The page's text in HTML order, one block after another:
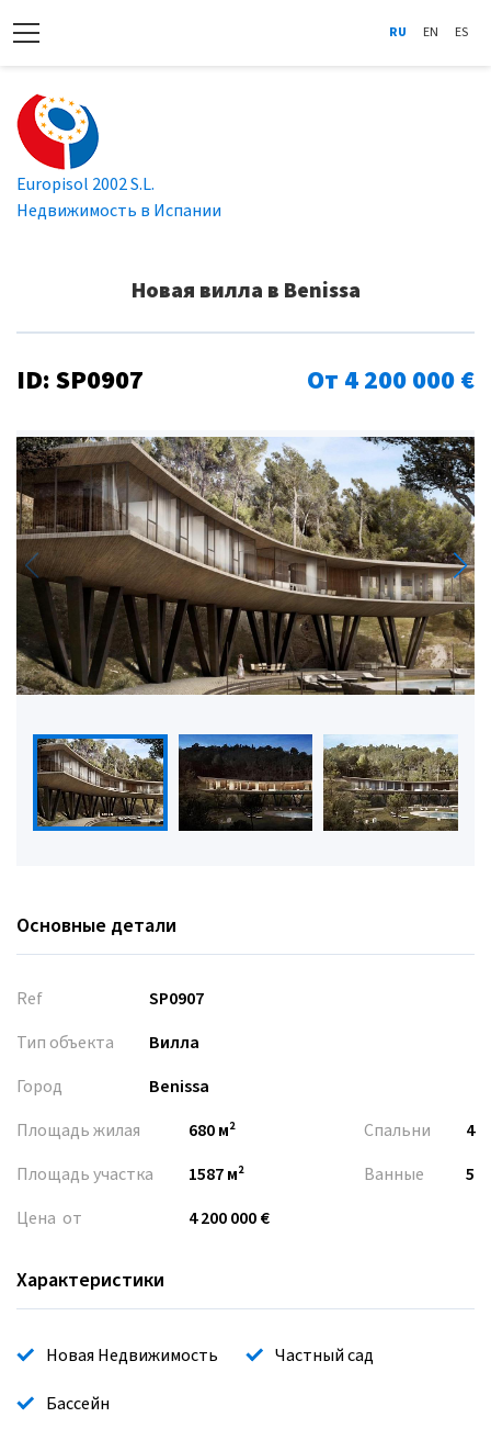
RU EN ES
Europisol 2002 S.L.
Недвижимость в Испании
Новая вилла в Benissa
ID: SP0907 От 4 200 000 €
Основные детали
Ref
SP0907
Тип объекта
Вилла
Город
Benissa
Площадь жилая
680 м²
Площадь участка
1587 м²
Цена от
4 200 000 €
Спальни
4
Ванные
5
Характеристики
Новая Недвижимость
Частный сад
Бассейн